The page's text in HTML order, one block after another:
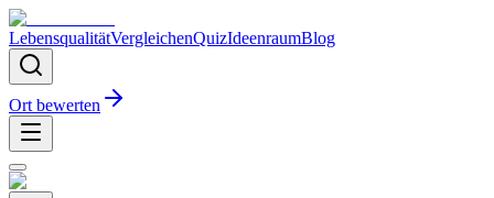
LebensqualitätVergleichenQuizIdeenraumBlog
Ort bewerten